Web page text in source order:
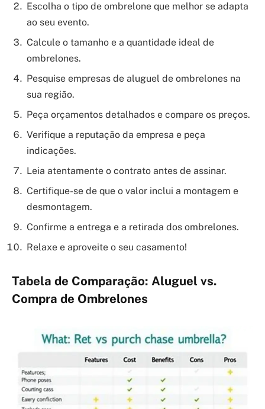
Escolha o tipo de ombrelone que melhor se adapta
ao seu evento.
Calcule o tamanho e a quantidade ideal de
ombrelones.
Pesquise empresas de aluguel de ombrelones na
sua região.
Peça orçamentos detalhados e compare os preços.
Verifique a reputação da empresa e peça
indicações.
Leia atentamente o contrato antes de assinar.
Certifique-se de que o valor inclui a montagem e
desmontagem.
Confirme a entrega e a retirada dos ombrelones.
Relaxe e aproveite o seu casamento!
Tabela de Comparação: Aluguel vs.
Compra de Ombrelones